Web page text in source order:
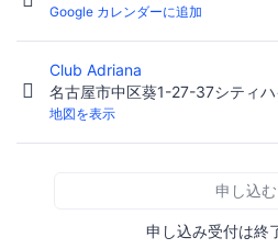
Google カレンダーに追加
Club Adriana
名古屋市中区葵1-27-37シティハ
地図を表示
申し込む
申し込み受付は終